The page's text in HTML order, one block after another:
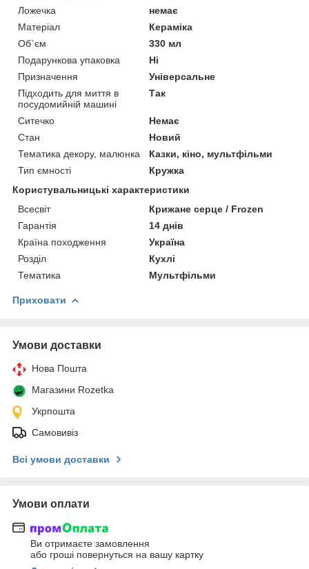
Ложечка
немає
Матеріал
Кераміка
Об`єм
330 мл
Подарункова упаковка
Ні
Призначення
Універсальне
Підходить для миття в
посудомийній машині
Так
Ситечко
Немає
Стан
Новий
Тематика декору, малюнка
Казки, кіно, мультфільми
Тип ємності
Кружка
Користувальницькі характеристики
Всесвіт
Крижане серце / Frozen
Гарантія
14 днів
Країна походження
Україна
Розділ
Кухлі
Тематика
Мультфільми
Приховати
Умови доставки
Нова Пошта
Магазини Rozetka
Укрпошта
Самовивіз
Всі умови доставки
Умови оплати
Ви отримаєте замовлення
або гроші повернуться на вашу картку